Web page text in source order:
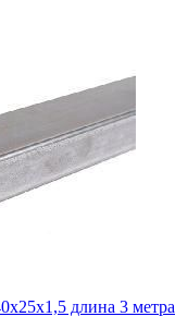
длина 3 метра